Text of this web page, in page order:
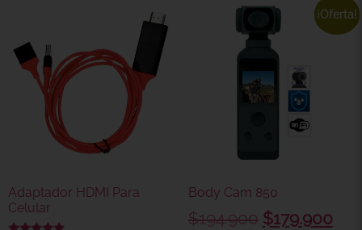
Adaptador HDMI Para
Celular
¡Oferta!
Body Cam 850
$194.900 $179.900